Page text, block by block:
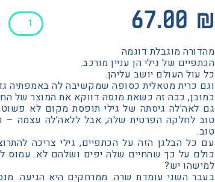
67.00 ₪
כמות
של
אני
מהדורה מוגבלת דוגמה
הכתפיים של גילי הן עניין מורכב.
כל עול העולם יושב עליהן.
וגם כרית מטאלית כסופה שמקשיבה לה באמפתיה
כמובן, ככה זה כשאת מנסה דווקא את המוצר של
גם לאה'לה גיסתה של גילי תופסת מקום לא פשוט.
טוב לחלקה הפרטית שלה, אבל ללאה'לה עצמה –
טוב.
עם כל הבלגן הזה על הכתפיים, גילי צריכה
כולם על כך שהחיים שלה יפים ושלהם לא. עמוס
למישהו יש?
בעבר השני עומדת שרה. ממרחקים היא הגיעה.